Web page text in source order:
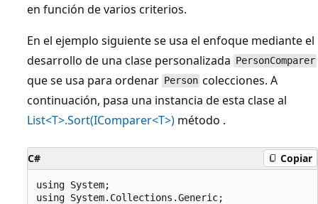
en función de varios criterios.
En el ejemplo siguiente se usa el enfoque mediante el
desarrollo de una clase personalizada PersonComparer
que se usa para ordenar Person colecciones. A
continuación, pasa una instancia de esta clase al
List<T>.Sort(IComparer<T>) método .
C# Copiar
using System;
using System.Collections.Generic;